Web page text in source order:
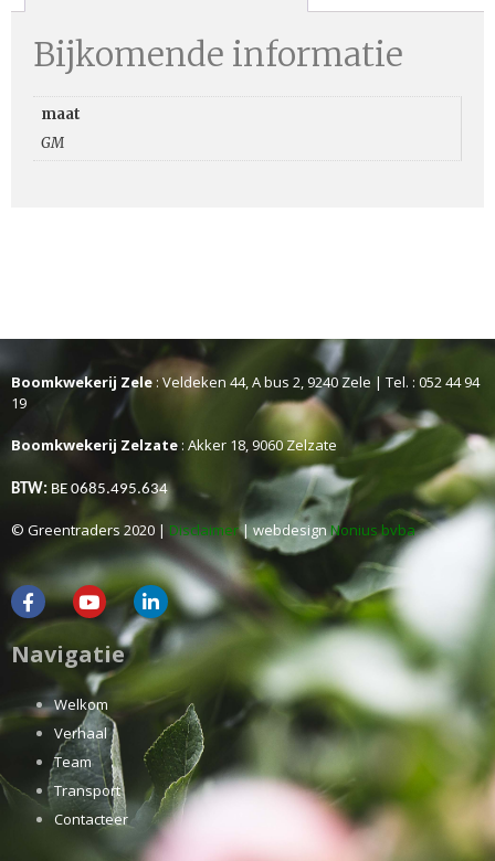
Bijkomende informatie
maat
GM
Boomkwekerij Zele: Veldeken 44, A bus 2, 9240 Zele | Tel. : 052 44 94
19
Boomkwekerij Zelzate : Akker 18, 9060 Zelzate
BTW: BE 0685.495.634
© Greentraders 2020 | Disclaimer| webdesignNonius bvba
Navigatie
Welkom
Verhaal
Team
Transport
Contacteer